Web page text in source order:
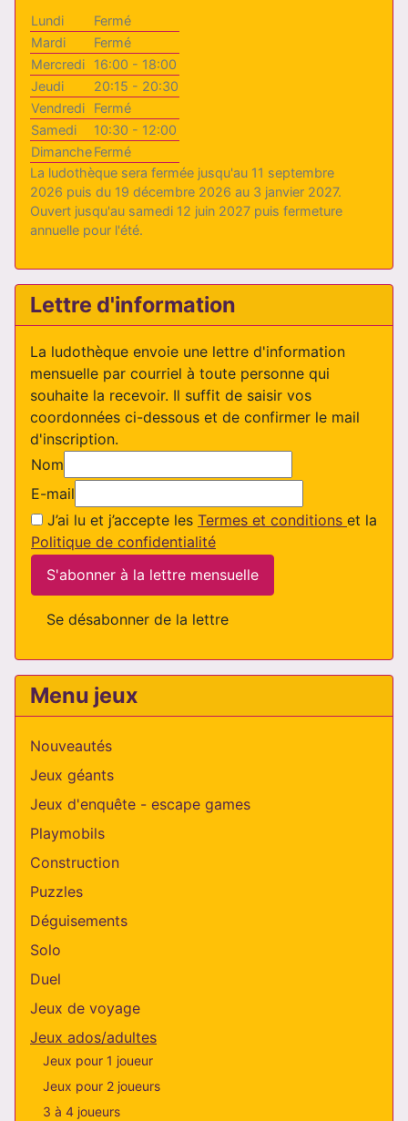
Lundi
Fermé
Mardi
Fermé
Mercredi
16:00 - 18:00
Jeudi
20:15 - 20:30
Vendredi
Fermé
Samedi
10:30 - 12:00
DimancheFermé
La ludothèque sera fermée jusqu'au 11 septembre
2026 puis du 19 décembre 2026 au 3 janvier 2027.
Ouvert jusqu'au samedi 12 juin 2027 puis fermeture
annuelle pour l'été.
Lettre d'information
La ludothèque envoie une lettre d'information
mensuelle par courriel à toute personne qui
souhaite la recevoir. Il suffit de saisir vos
coordonnées ci-dessous et de confirmer le mail
d'inscription.
Nom
E-mail
J’ai lu et j’accepte les Termes et conditions et la
Politique de confidentialité
S'abonner à la lettre mensuelle
Se désabonner de la lettre
Menu jeux
Nouveautés
Jeux géants
Jeux d'enquête - escape games
Playmobils
Construction
Puzzles
Déguisements
Solo
Duel
Jeux de voyage
Jeux ados/adultes
Jeux pour 1 joueur
Jeux pour 2 joueurs
3 à 4 joueurs